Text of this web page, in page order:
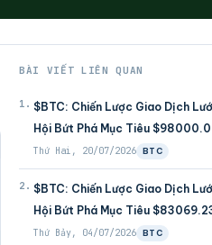
BÀI VIẾT LIÊN QUAN
1. $BTC: Chiến Lược Giao Dịch
Hội Bứt Phá Mục Tiêu
Thứ Hai, 20/07/2026 BTC
2. $BTC: Chiến Lược Giao Dịch
Hội Bứt Phá Mục Tiêu
Thứ Bảy, 04/07/2026 BTC